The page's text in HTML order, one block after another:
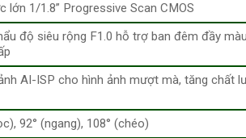
lớn 1/1.8” Progressive Scan CMOS
độ siêu rộng F1.0 hỗ trợ ban đêm đầy
AI-ISP cho hình ảnh mượt mà, tăng chất
92° (ngang), 108° (chéo)